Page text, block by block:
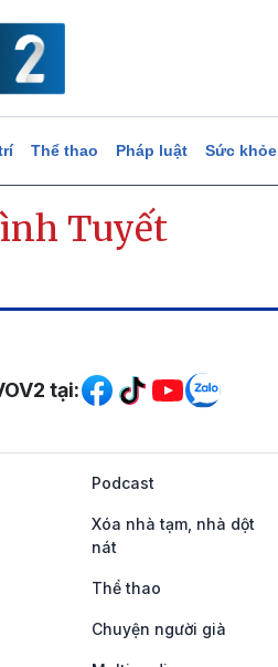
Thể thao Pháp luật Sức khỏe
Tuyết
xã hội
tại:
Podcast
Xóa nhà tạm, nhà dột
nát
Thể thao
Chuyện người già